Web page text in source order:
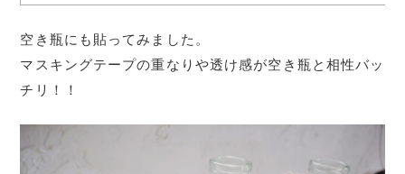
空き瓶にも貼ってみました。
マスキングテープの重なりや透け感が空き瓶と相性バッ
チリ！！